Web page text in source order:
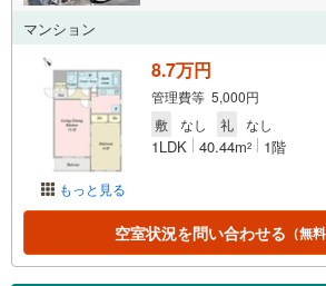
マンション
もっと見る
8.7万円
管理費等 5,000円
敷
なし 礼 なし
1LDK 40.44m2 1階
空室状況を問い合わせる （無料